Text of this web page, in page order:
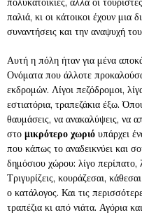
παλιά, κι οι κάτοικοι έχουν μια
συναντήσεις και την αναψυχή
Αυτή η πόλη ήταν για μένα
Ονόματα που άλλοτε
εκδρομών. Λίγοι πεζόδρομοι,
εστιατόρια, τραπεζάκια έξω.
θαυμάσεις, να ανακαλύψεις, να
στο μικρότερο χωριό υπάρχει
που κάπως το αναδεικνύει και
δημόσιου χώρου: λίγο περίπατο,
Τριγυρίζεις, κουράζεσαι,
ο κατάλογος. Και τις
τραπέζια κι από νιάτα. Αγόρια